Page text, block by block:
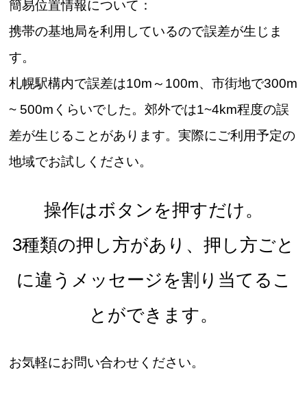
簡易位置情報について：
携帯の基地局を利用しているので誤差が生じま
す。
札幌駅構内で誤差は10m～100m、市街地で300m
~ 500mくらいでした。郊外では1~4km程度の誤
差が生じることがあります。実際にご利用予定の
地域でお試しください。
操作はボタンを押すだけ。
3種類の押し方があり、押し方ごと
に違うメッセージを割り当てるこ
とができます。
お気軽にお問い合わせください。